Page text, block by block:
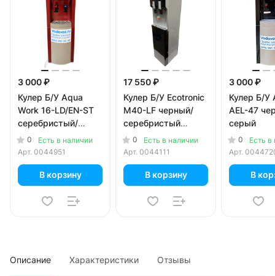
3 000 ₽
Кулер Б/У Aqua
Work 16-LD/EN-ST
серебристый/
красный
0
Есть в наличии
Арт. 0044951
В корзину
17 550 ₽
Кулер Б/У Ecotronic
M40-LF черный/
серебристый
(холодильник 16
литров)
0
Есть в наличии
Арт. 0044111
В корзину
3 000 ₽
Кулер Б/У
AEL-47
серый
0
Есть в
Арт.
В
Описание Характеристики Отзывы